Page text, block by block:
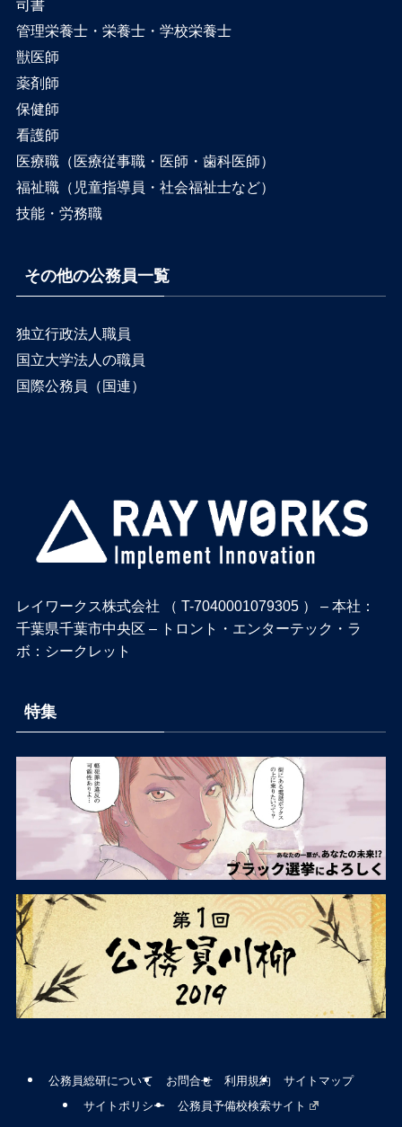
司書
管理栄養士・栄養士・学校栄養士
獣医師
薬剤師
保健師
看護師
医療職（医療従事職・医師・歯科医師）
福祉職（児童指導員・社会福祉士など）
技能・労務職
その他の公務員一覧
独立行政法人職員
国立大学法人の職員
国際公務員（国連）
レイワークス株式会社 （ T-7040001079305 ） – 本社：
千葉県千葉市中央区 – トロント・エンターテック・ラ
ボ：シークレット
特集
公務員総研について お問合せ 利用規約
サイトマップ
サイトポリシー
公務員予備校検索サイト